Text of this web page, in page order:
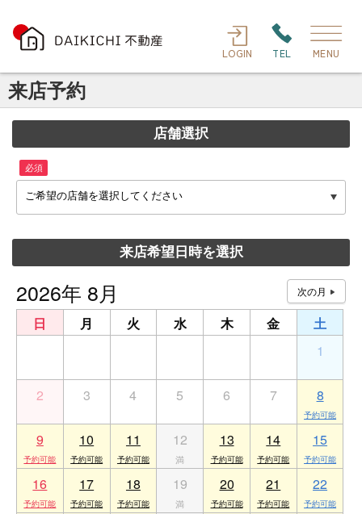
LOGIN TEL MENU
来店予約
店舗選択
必須
ご希望の店舗を選択してください
来店希望日時を選択
2026年 8月
日 月 火 水 木 金
土
1
2 3 4 5 6 7 8
9 10 11 12 13 14 15
16 17 18 19 20 21 22